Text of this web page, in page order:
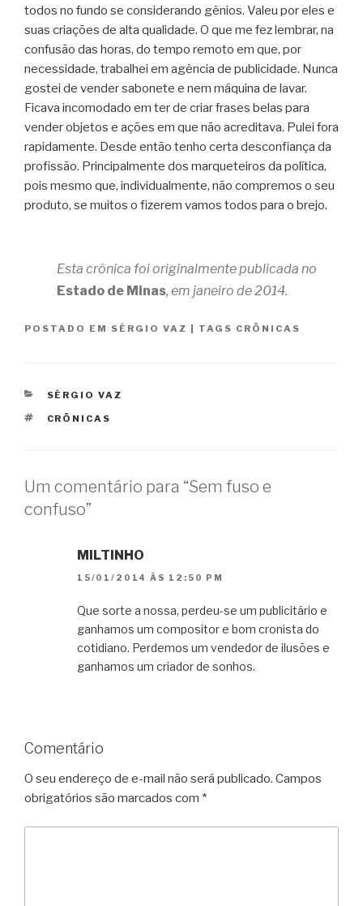
todos no fundo se considerando gênios. Valeu por eles e
suas criações de alta qualidade. O que me fez lembrar, na
confusão das horas, do tempo remoto em que, por
necessidade, trabalhei em agência de publicidade. Nunca
gostei de vender sabonete e nem máquina de lavar.
Ficava incomodado em ter de criar frases belas para
vender objetos e ações em que não acreditava. Pulei fora
rapidamente. Desde então tenho certa desconfiança da
profissão. Principalmente dos marqueteiros da política,
pois mesmo que, individualmente, não compremos o seu
produto, se muitos o fizerem vamos todos para o brejo.
Esta crônica foi originalmente publicada no
Estado de Minas, em janeiro de 2014.
POSTADO EM SÉRGIO VAZ | TAGS CRÔNICAS
CATEGORIAS
SÉRGIO VAZ
TAGS
CRÔNICAS
Um comentário para “Sem fuso e
confuso”
MILTINHO
15/01/2014 ÀS 12:50 PM
Que sorte a nossa, perdeu-se um publicitário e
ganhamos um compositor e bom cronista do
cotidiano. Perdemos um vendedor de ilusões e
ganhamos um criador de sonhos.
Comentário
O seu endereço de e-mail não será publicado. Campos
obrigatórios são marcados com *